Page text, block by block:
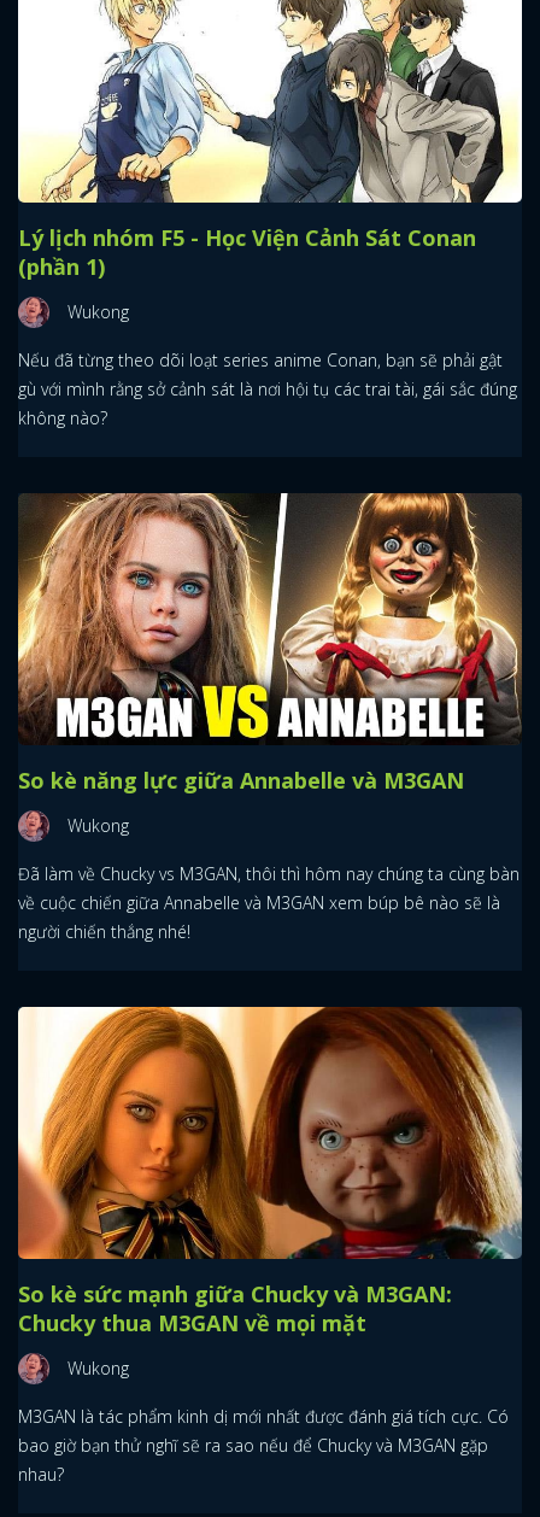
Lý lịch nhóm F5 - Học Viện Cảnh Sát Conan
(phần 1)
Wukong
Nếu đã từng theo dõi loạt series anime Conan, bạn sẽ phải gật
gù với mình rằng sở cảnh sát là nơi hội tụ các trai tài, gái sắc đúng
không nào?
So kè năng lực giữa Annabelle và M3GAN
Wukong
Đã làm về Chucky vs M3GAN, thôi thì hôm nay chúng ta cùng bàn
về cuộc chiến giữa Annabelle và M3GAN xem búp bê nào sẽ là
người chiến thắng nhé!
So kè sức mạnh giữa Chucky và M3GAN:
Chucky thua M3GAN về mọi mặt
Wukong
M3GAN là tác phẩm kinh dị mới nhất được đánh giá tích cực. Có
bao giờ bạn thử nghĩ sẽ ra sao nếu để Chucky và M3GAN gặp
nhau?